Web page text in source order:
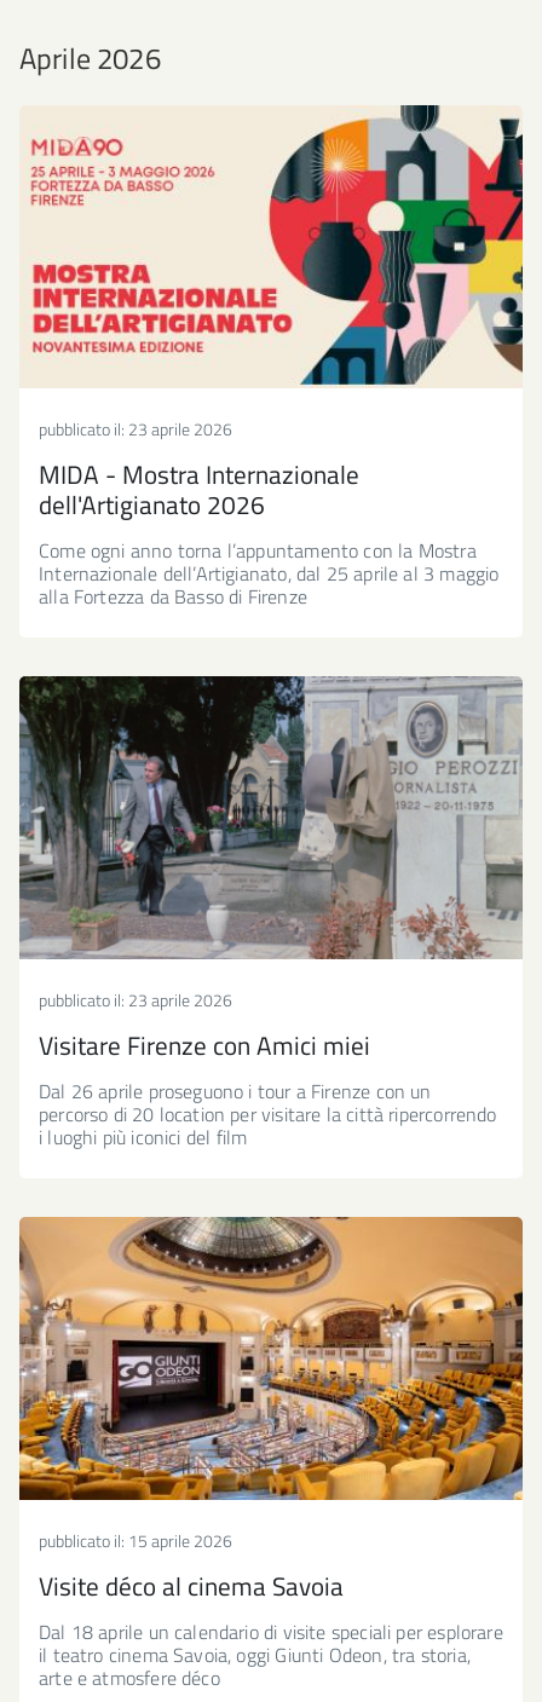
Aprile 2026
pubblicato il: 23 aprile 2026
MIDA - Mostra Internazionale
dell'Artigianato 2026
Come ogni anno torna l’appuntamento con la Mostra
Internazionale dell’Artigianato, dal 25 aprile al 3 maggio
alla Fortezza da Basso di Firenze
pubblicato il: 23 aprile 2026
Visitare Firenze con Amici miei
Dal 26 aprile proseguono i tour a Firenze con un
percorso di 20 location per visitare la città ripercorrendo
i luoghi più iconici del film
pubblicato il: 15 aprile 2026
Visite déco al cinema Savoia
Dal 18 aprile un calendario di visite speciali per esplorare
il teatro cinema Savoia, oggi Giunti Odeon, tra storia,
arte e atmosfere déco